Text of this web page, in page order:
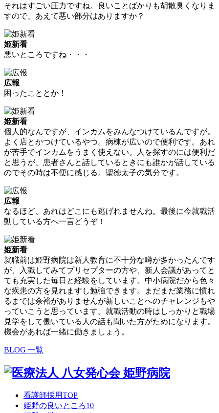
それはすごい圧力ですね。良いことばかりも胡散臭くなりま
すので、あえて悪い部分はありますか？
姫新看
悪いところですね・・・
広報
困ったこととか！
姫新看
個人的なんですが、インカムをみんなつけているんですが。
よく店とかつけているやつ。病棟が広いので便利です。あれ
が苦手でインカムをうまく使えない。人を探すのには便利だ
と思うが、患者さんと話しているときにも誰かが話している
のでその時は不便に感じる。聖徳太子の気分です。
広報
なるほど、あれはどこにも逃げれませんね。最後に今就職活
動している方へ一言どうぞ！
姫新看
就職前は姫野病院は新人教育に不十分な噂が多かったんです
が、入職してみてプリセプターの方や、新人会議があってと
ても充実した毎日と経験をしています。中小病院だから色々
な疾患の方を見れますし勉強できます。まだまだ業務に慣れ
るまでは余裕がありませんが新しいことへのチャレンジもや
っていこうと思っています。就職活動の時はしっかりと職場
見学をして働いている人の話も聞いた方がためになります。
機会があれば一緒に働きましょう。
BLOG 一覧
看護師採用TOP
姫野の良いところ10